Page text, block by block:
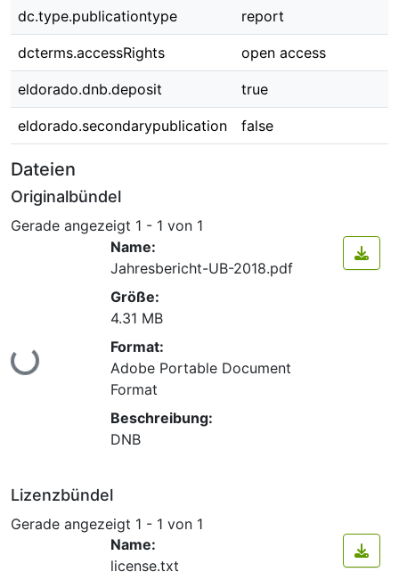
dc.type.publicationtype report
dcterms.accessRights open access
eldorado.dnb.deposit true
eldorado.secondarypublication false
Dateien
Originalbündel
Gerade angezeigt 1 - 1 von 1
Lade...
Name:
Jahresbericht-UB-2018.pdf
Größe:
4.31 MB
Format:
Adobe Portable Document
Format
Beschreibung:
DNB
Lizenzbündel
Gerade angezeigt 1 - 1 von 1
Name:
license.txt